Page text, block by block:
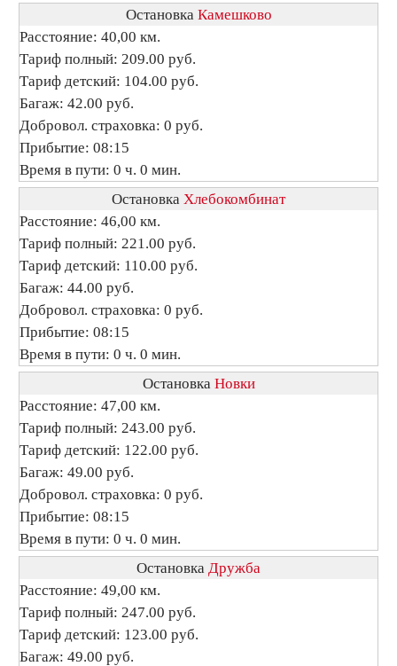
Остановка Камешково
Расстояние: 40,00 км.
Тариф полный: 209.00 руб.
Тариф детский: 104.00 руб.
Багаж: 42.00 руб.
Добровол. страховка: 0 руб.
Прибытие: 08:15
Время в пути: 0 ч. 0 мин.
Остановка Хлебокомбинат
Расстояние: 46,00 км.
Тариф полный: 221.00 руб.
Тариф детский: 110.00 руб.
Багаж: 44.00 руб.
Добровол. страховка: 0 руб.
Прибытие: 08:15
Время в пути: 0 ч. 0 мин.
Остановка Новки
Расстояние: 47,00 км.
Тариф полный: 243.00 руб.
Тариф детский: 122.00 руб.
Багаж: 49.00 руб.
Добровол. страховка: 0 руб.
Прибытие: 08:15
Время в пути: 0 ч. 0 мин.
Остановка Дружба
Расстояние: 49,00 км.
Тариф полный: 247.00 руб.
Тариф детский: 123.00 руб.
Багаж: 49.00 руб.